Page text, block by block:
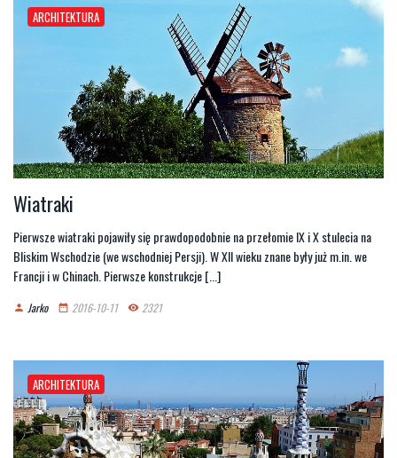
ARCHITEKTURA
Wiatraki
Pierwsze wiatraki pojawiły się prawdopodobnie na przełomie IX i X stulecia na
Bliskim Wschodzie (we wschodniej Persji). W XII wieku znane były już m.in. we
Francji i w Chinach. Pierwsze konstrukcje [...]
person Jarko date_range 2016-10-11 remove_red_eye 2321
ARCHITEKTURA